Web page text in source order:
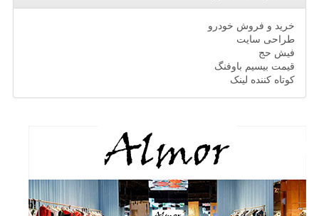
خرید و فروش خودرو
طراحی سایت
فیش حج
قیمت بیسیم باوفنگ
کوتاه کننده لینک